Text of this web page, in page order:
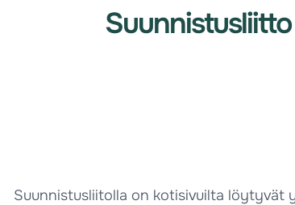
Suunnistusliitolla on kotisivuilta löytyvät